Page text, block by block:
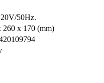
50Hz.
260 x 170 (mm)